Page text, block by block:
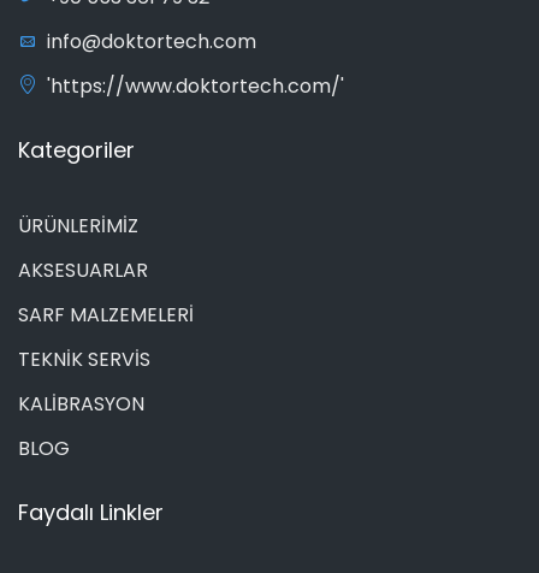
info@doktortech.com
'https://www.doktortech.com/'
Kategoriler
ÜRÜNLERİMİZ
AKSESUARLAR
SARF MALZEMELERİ
TEKNİK SERVİS
KALİBRASYON
BLOG
Faydalı Linkler